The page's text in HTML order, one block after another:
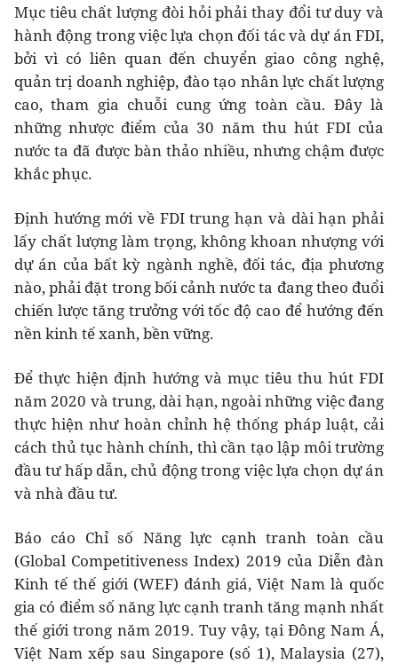
Mục tiêu chất lượng đòi hỏi phải thay đổi tư duy và
hành động trong việc lựa chọn đối tác và dự án FDI,
bởi vì có liên quan đến chuyển giao công nghệ,
quản trị doanh nghiệp, đào tạo nhân lực chất lượng
cao, tham gia chuỗi cung ứng toàn cầu. Đây là
những nhược điểm của 30 năm thu hút FDI của
nước ta đã được bàn thảo nhiều, nhưng chậm được
khắc phục.
Định hướng mới về FDI trung hạn và dài hạn phải
lấy chất lượng làm trọng, không khoan nhượng với
dự án của bất kỳ ngành nghề, đối tác, địa phương
nào, phải đặt trong bối cảnh nước ta đang theo đuổi
chiến lược tăng trưởng với tốc độ cao để hướng đến
nền kinh tế xanh, bền vững.
Để thực hiện định hướng và mục tiêu thu hút FDI
năm 2020 và trung, dài hạn, ngoài những việc đang
thực hiện như hoàn chỉnh hệ thống pháp luật, cải
cách thủ tục hành chính, thì cần tạo lập môi trường
đầu tư hấp dẫn, chủ động trong việc lựa chọn dự án
và nhà đầu tư.
Báo cáo Chỉ số Năng lực cạnh tranh toàn cầu
(Global Competitiveness Index) 2019 của Diễn đàn
Kinh tế thế giới (WEF) đánh giá, Việt Nam là quốc
gia có điểm số năng lực cạnh tranh tăng mạnh nhất
thế giới trong năm 2019. Tuy vậy, tại Đông Nam Á,
Việt Nam xếp sau Singapore (số 1), Malaysia (27),